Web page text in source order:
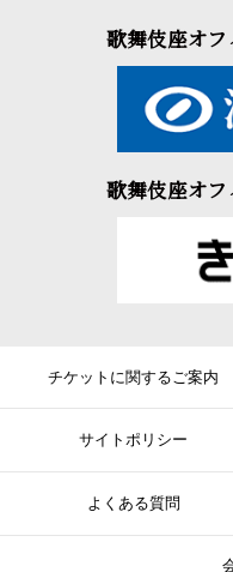
歌舞伎座オ
歌舞伎座オ
チケットに関するご案内
サイトポリシー
よくある質問